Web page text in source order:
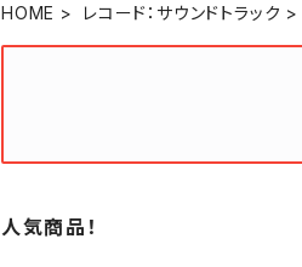
HOME レコード：サウンドトラック
人気商品！